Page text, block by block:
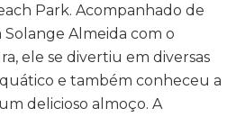
Park. Acompanhado de
Solange Almeida com o
ele se divertiu em diversas
e também conheceu a
delicioso almoço. A